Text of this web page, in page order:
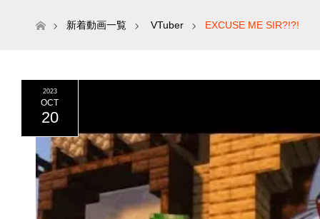
ホーム新着動画一覧 VTuber EXCUSE ME SIR?!?!
2023
OCT
20